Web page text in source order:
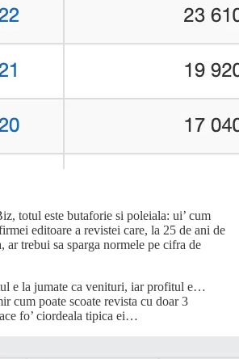
totul este butaforie si poleiala: ui’ cum
editoare a revistei care, la 25 de ani de
ar trebui sa sparga normele pe cifra de
e la jumate ca venituri, iar profitul e…
cum poate scoate revista cu doar 3
fo’ ciordeala tipica ei…